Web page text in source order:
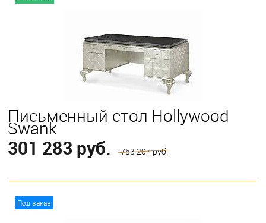
Письменный стол Hollywood
Swank
301 283 руб. 753 207 руб.
Под заказ